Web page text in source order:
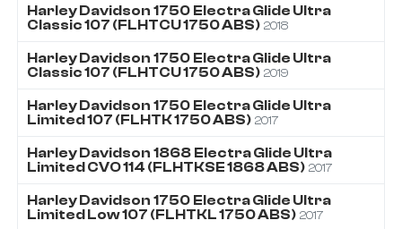
Harley Davidson 1750 Electra Glide Ultra
Classic 107 (FLHTCU 1750 ABS) 2018
Harley Davidson 1750 Electra Glide Ultra
Classic 107 (FLHTCU 1750 ABS) 2019
Harley Davidson 1750 Electra Glide Ultra
Limited 107 (FLHTK 1750 ABS) 2017
Harley Davidson 1868 Electra Glide Ultra
Limited CVO 114 (FLHTKSE 1868 ABS) 2017
Harley Davidson 1750 Electra Glide Ultra
Limited Low 107 (FLHTKL 1750 ABS) 2017